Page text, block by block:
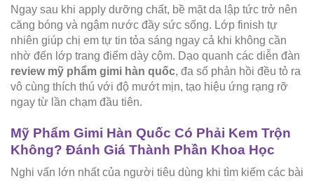
Ngay sau khi apply dưỡng chất, bề mặt da lập tức trở nên
căng bóng và ngậm nước đầy sức sống. Lớp finish tự
nhiên giúp chị em tự tin tỏa sáng ngay cả khi không cần
nhờ đến lớp trang điểm dày cộm. Dạo quanh các diễn đàn
review mỹ phẩm gimi hàn quốc, đa số phản hồi đều tỏ ra
vô cùng thích thú với độ mướt mịn, tạo hiệu ứng rạng rỡ
ngay từ lần chạm đầu tiên.
Mỹ Phẩm Gimi Hàn Quốc Có Phải Kem Trộn
Không? Đánh Giá Thành Phần Khoa Học
Nghi vấn lớn nhất của người tiêu dùng khi tìm kiếm các bài